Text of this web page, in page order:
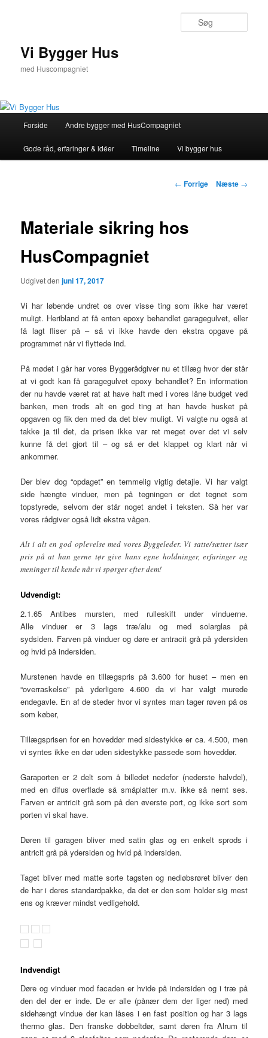
Vi Bygger Hus
med Huscompagniet
Forside Andre bygger med HusCompagniet
Gode råd, erfaringer & idéer Timeline Vi bygger hus
Indlægsnavigation
← Forrige Næste →
Materiale sikring hos
HusCompagniet
Udgivet denjuni 17, 2017
Vi har løbende undret os over visse ting som ikke har været
muligt. Heribland at få enten epoxy behandlet garagegulvet, eller
få lagt fliser på – så vi ikke havde den ekstra opgave på
programmet når vi flyttede ind.
På mødet i går har vores Byggerådgiver nu et tillæg hvor der står
at vi godt kan få garagegulvet epoxy behandlet? En information
der nu havde været rat at have haft med i vores låne budget ved
banken, men trods alt en god ting at han havde husket på
opgaven og fik den med da det blev muligt. Vi valgte nu også at
takke ja til det, da prisen ikke var ret meget over det vi selv
kunne få det gjort til – og så er det klappet og klart når vi
ankommer.
Der blev dog “opdaget” en temmelig vigtig detajle. Vi har valgt
side hængte vinduer, men på tegningen er det tegnet som
topstyrede, selvom der står noget andet i teksten. Så her var
vores rådgiver også lidt ekstra vågen.
Alt i alt en god oplevelse med vores Byggeleder. Vi satte/sætter især
pris på at han gerne tør give hans egne holdninger, erfaringer og
meninger til kende når vi spørger efter dem!
Udvendigt:
2.1.65 Antibes mursten, med rulleskift under vinduerne.
Alle vinduer er 3 lags træ/alu og med solarglas på
sydsiden. Farven på vinduer og døre er antracit grå på ydersiden
og hvid på indersiden.
Murstenen havde en tillægspris på 3.600 for huset – men en
“overraskelse” på yderligere 4.600 da vi har valgt murede
endegavle. En af de steder hvor vi syntes man tager røven på os
som køber,
Tillægsprisen for en hoveddør med sidestykke er ca. 4.500, men
vi syntes ikke en dør uden sidestykke passede som hoveddør.
Garaporten er 2 delt som å billedet nedefor (nederste halvdel),
med en difus overflade så småplatter m.v. ikke så nemt ses.
Farven er antricit grå som på den øverste port, og ikke sort som
porten vi skal have.
Døren til garagen bliver med satin glas og en enkelt sprods i
antricit grå på ydersiden og hvid på indersiden.
Taget bliver med matte sorte tagsten og nedløbsrøret bliver den
de har i deres standardpakke, da det er den som holder sig mest
ens og kræver mindst vedligehold.
Indvendigt
Døre og vinduer mod facaden er hvide på indersiden og i træ på
den del der er inde. De er alle (pånær dem der liger ned) med
sidehængt vindue der kan låses i en fast position og har 3 lags
thermo glas. Den franske dobbeltdør, samt døren fra Alrum til